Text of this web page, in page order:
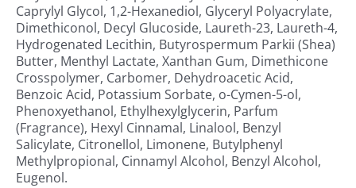
Caprylyl Glycol, 1,2-Hexanediol, Glyceryl Polyacrylate,
Dimethiconol, Decyl Glucoside, Laureth-23, Laureth-4,
Hydrogenated Lecithin, Butyrospermum Parkii (Shea)
Butter, Menthyl Lactate, Xanthan Gum, Dimethicone
Crosspolymer, Carbomer, Dehydroacetic Acid,
Benzoic Acid, Potassium Sorbate, o-Cymen-5-ol,
Phenoxyethanol, Ethylhexylglycerin, Parfum
(Fragrance), Hexyl Cinnamal, Linalool, Benzyl
Salicylate, Citronellol, Limonene, Butylphenyl
Methylpropional, Cinnamyl Alcohol, Benzyl Alcohol,
Eugenol.